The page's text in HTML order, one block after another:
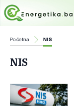
Početna NIS
NIS